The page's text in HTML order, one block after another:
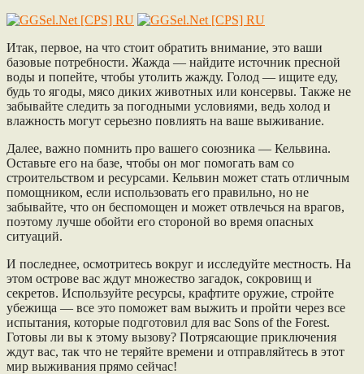
Итак, первое, на что стоит обратить внимание, это ваши
базовые потребности. Жажда — найдите источник пресной
воды и попейте, чтобы утолить жажду. Голод — ищите еду,
будь то ягоды, мясо диких животных или консервы. Также не
забывайте следить за погодными условиями, ведь холод и
влажность могут серьезно повлиять на ваше выживание.
Далее, важно помнить про вашего союзника — Кельвина.
Оставьте его на базе, чтобы он мог помогать вам со
строительством и ресурсами. Кельвин может стать отличным
помощником, если использовать его правильно, но не
забывайте, что он беспомощен и может отвлечься на врагов,
поэтому лучше обойти его стороной во время опасных
ситуаций.
И последнее, осмотритесь вокруг и исследуйте местность. На
этом острове вас ждут множество загадок, сокровищ и
секретов. Используйте ресурсы, крафтите оружие, стройте
убежища — все это поможет вам выжить и пройти через все
испытания, которые подготовил для вас Sons of the Forest.
Готовы ли вы к этому вызову? Потрясающие приключения
ждут вас, так что не теряйте времени и отправляйтесь в этот
мир выживания прямо сейчас!